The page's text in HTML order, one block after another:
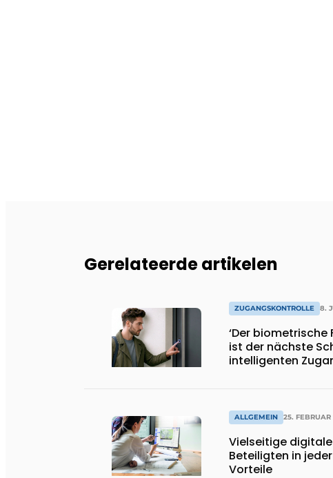
Gerelateerde artikelen
ZUGANGSKONTROLLE 8.
‘Der
ist der nächste
intelligenten
ALLGEMEIN 25.
Vielseitige
Beteiligten in
Vorteile